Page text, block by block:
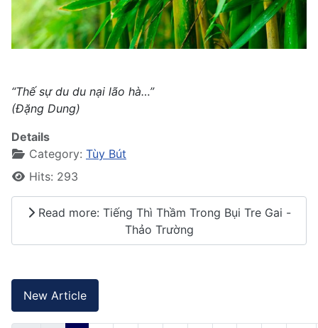
“Thế sự du du nại lão hà…”
(Đặng Dung)
Details
Category: Tùy Bút
Hits: 293
Read more: Tiếng Thì Thầm Trong Bụi Tre Gai -
Thảo Trường
New Article